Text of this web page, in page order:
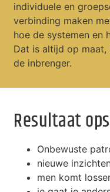
individuele en
verbinding maken
hoe de systemen en
Dat is altijd op
de inbrenger.
Resultaat
Onbewuste
nieuwe
men komt